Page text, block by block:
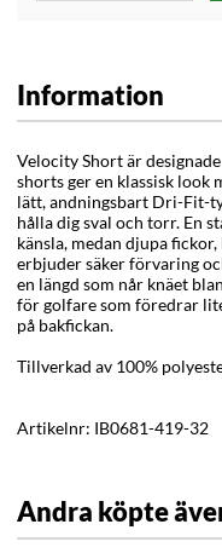
Information
Velocity Short är
shorts ger en klassisk look
lätt, andningsbart Dri-Fit-
hålla dig sval och torr. En
känsla, medan djupa
erbjuder säker förvaring
en längd som når knäet
för golfare som föredrar
på bakfickan.
Tillverkad av 100%
Artikelnr: IB0681-419-32
Andra köpte